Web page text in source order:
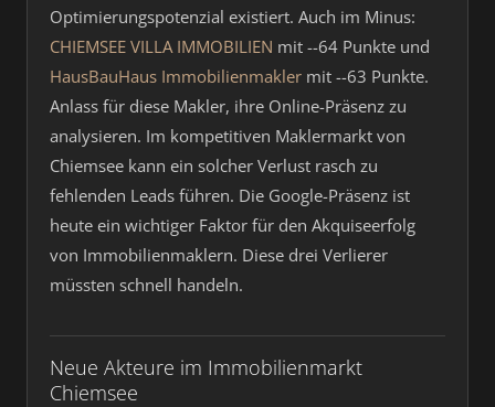
Optimierungspotenzial existiert. Auch im Minus:
CHIEMSEE VILLA IMMOBILIEN mit --64 Punkte und
HausBauHaus Immobilienmakler mit --63 Punkte.
Anlass für diese Makler, ihre Online-Präsenz zu
analysieren. Im kompetitiven Maklermarkt von
Chiemsee kann ein solcher Verlust rasch zu
fehlenden Leads führen. Die Google-Präsenz ist
heute ein wichtiger Faktor für den Akquiseerfolg
von Immobilienmaklern. Diese drei Verlierer
müssten schnell handeln.
Neue Akteure im Immobilienmarkt
Chiemsee